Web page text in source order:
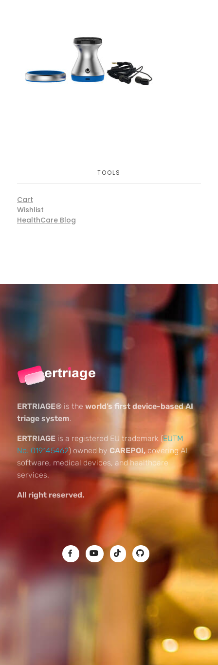
TOOLS
Cart
Wishlist
HealthCare Blog
ERTRIAGE® is the world’s first device-based AI
triage system.
ERTRIAGE is a registered EU trademark (EUTM
No. 019145462) owned by CAREPOI,covering AI
software, medical devices, and healthcare
services.
All right reserved.